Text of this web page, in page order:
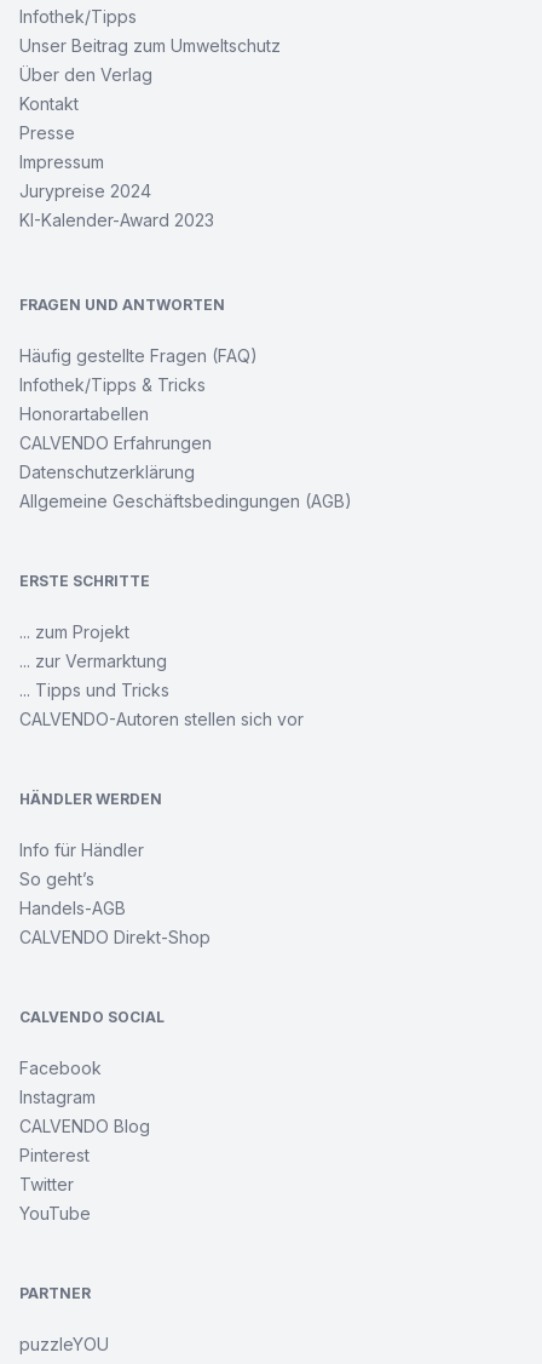
Infothek/Tipps
Unser Beitrag zum Umweltschutz
Über den Verlag
Kontakt
Presse
Impressum
Jurypreise 2024
KI-Kalender-Award 2023
FRAGEN UND ANTWORTEN
Häufig gestellte Fragen (FAQ)
Infothek/Tipps & Tricks
Honorartabellen
CALVENDO Erfahrungen
Datenschutzerklärung
Allgemeine Geschäftsbedingungen (AGB)
ERSTE SCHRITTE
... zum Projekt
... zur Vermarktung
... Tipps und Tricks
CALVENDO-Autoren stellen sich vor
HÄNDLER WERDEN
Info für Händler
So geht’s
Handels-AGB
CALVENDO Direkt-Shop
CALVENDO SOCIAL
Facebook
Instagram
CALVENDO Blog
Pinterest
Twitter
YouTube
PARTNER
puzzleYOU